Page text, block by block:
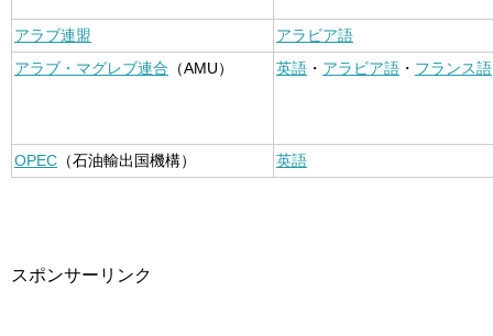
アラブ連盟
アラビア語
アラブ・マグレブ連合 （AMU） 英語 ・ アラビア語 ・ フランス語
OPEC （石油輸出国機構） 英語
スポンサーリンク